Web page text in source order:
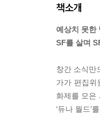
책소개
예상치 못한
SF를 살며
창간 소식만
가가 편집위
화제를 모은
‘듀나 월드’